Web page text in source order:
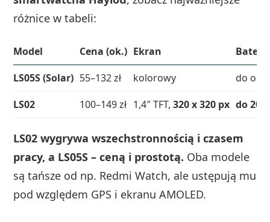
różnice w tabeli:
Model Cena (ok.) Ekran
LS05S (Solar) 55–132 zł kolorowy
do ok.
LS02
100–149 zł 1,4″ TFT,320 x 320 px do 20
LS02 wygrywa wszechstronnością i czasem
pracy, a LS05S – ceną i prostotą. Oba modele
są tańsze od np. Redmi Watch, ale ustępują mu
pod względem GPS i ekranu AMOLED.